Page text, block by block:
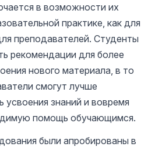
в возможности их
практике, как для
преподавателей. Студенты
рекомендации для более
нового материала, в то
смогут лучше
усвоения знаний и вовремя
помощь обучающимся.
были апробированы в